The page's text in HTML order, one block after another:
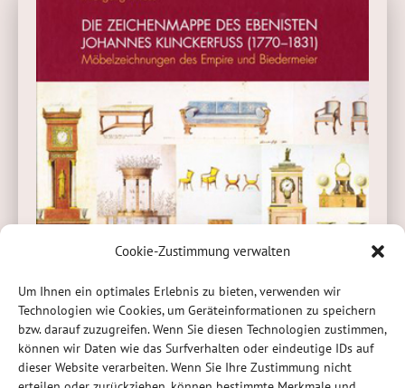
Cookie-Zustimmung verwalten
Um Ihnen ein optimales Erlebnis zu bieten, verwenden wir
Technologien wie Cookies, um Geräteinformationen zu speichern
bzw. darauf zuzugreifen. Wenn Sie diesen Technologien zustimmen,
können wir Daten wie das Surfverhalten oder eindeutige IDs auf
dieser Website verarbeiten. Wenn Sie Ihre Zustimmung nicht
Die Zeichenmappe des Ebenisten Johannes
Klinckerfuss (1770-1831)